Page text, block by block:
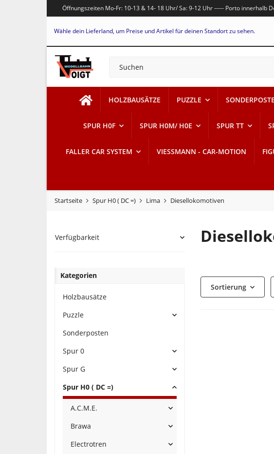
Öffnungszeiten Mo-Fr: 10-13 & 14- 18 Uhr/ Sa: 9-12 Uhr ----- Porto innerhalb
Wähle dein Lieferland, um Preise und Artikel für deinen Standort zu sehen.
HOLZBAUSÄTZE PUZZLE
SPUR H0F SPUR H0M/ H0E SPUR TT
FALLER CAR SYSTEM VIESSMANN - CAR-MOTION
Startseite Spur H0 ( DC =) Lima Diesellokomotiven
Sortierung
Verfügbarkeit
Kategorien
Holzbausätze
Puzzle
Sonderposten
Spur 0
Spur G
Spur H0 ( DC =)
A.C.M.E.
Brawa
Electrotren